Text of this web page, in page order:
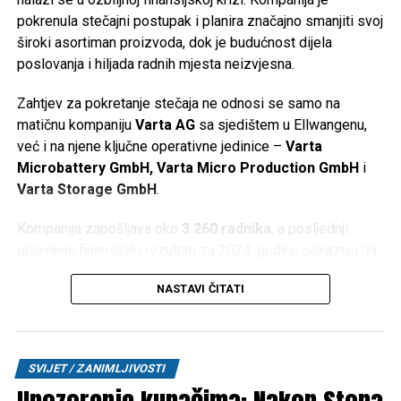
pokrenula stečajni postupak i planira značajno smanjiti svoj
široki asortiman proizvoda, dok je budućnost dijela
poslovanja i hiljada radnih mjesta neizvjesna.
Zahtjev za pokretanje stečaja ne odnosi se samo na
matičnu kompaniju Varta AGsa sjedištem u Ellwangenu,
već i na njene ključne operativne jedinice – Varta
Microbattery GmbH, Varta Micro Production GmbHi
Varta Storage GmbH.
Kompanija zapošljava oko 3.260 radnika , a posljednji
je ostvarila prihod veći od790 miliona eura, ali i gubitak
64,5 miliona eura.
Gubitak Applea i zatvaranje fabrike
Jedan od najvećih udaraca za Vartu bio je gubitak
kompanijeApplekao ključnog kupca. Fabrika u bavarskom
NASTAVI ČITATI
SVIJET / ZANIMLJIVOSTI